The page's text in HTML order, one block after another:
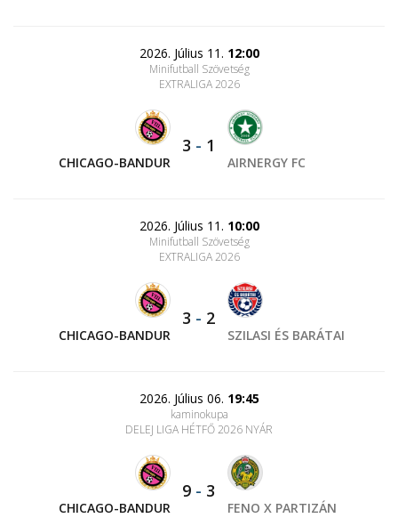
2026. Július 11. 12:00
Minifutball Szövetség
EXTRALIGA 2026
CHICAGO-BANDUR
3 - 1
AIRNERGY FC
2026. Július 11. 10:00
Minifutball Szövetség
EXTRALIGA 2026
CHICAGO-BANDUR
3 - 2
SZILASI ÉS BARÁTAI
2026. Július 06. 19:45
kaminokupa
DELEJ LIGA HÉTFŐ 2026 NYÁR
CHICAGO-BANDUR
9 - 3
FENO X PARTIZÁN